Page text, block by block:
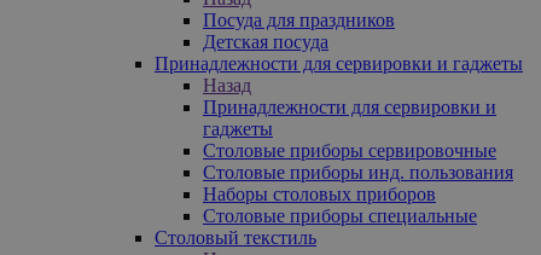
Посуда для праздников
Детская посуда
Принадлежности для сервировки и гаджеты
Назад
Принадлежности для сервировки и
гаджеты
Столовые приборы сервировочные
Столовые приборы инд. пользования
Наборы столовых приборов
Столовые приборы специальные
Столовый текстиль